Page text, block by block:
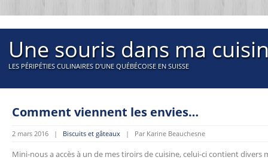
Une souris dans ma
LES PÉRIPÉTIES CULINAIRES D'UNE QUÉBÉCOISE EN SUISSE
Comment viennent les envies…
2 mars 2016 | Biscuits et gâteaux | Par Karine Beauchesne
Mini-nous a accès à un de mes tiroirs de cuisine, celui-ci contient